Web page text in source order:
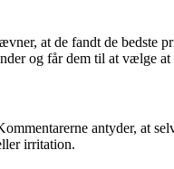
at de fandt de bedste
og får dem til at vælge at
antyder, at
irritation.